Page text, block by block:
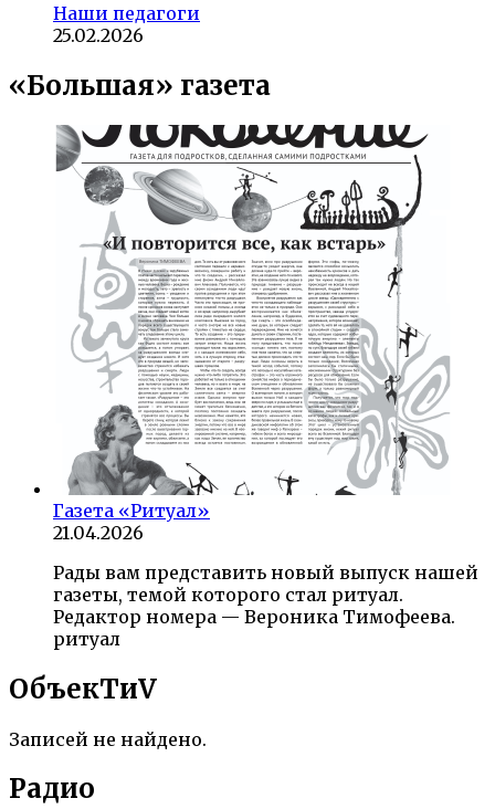
Наши педагоги
25.02.2026
«Большая» газета
Газета «Ритуал»
21.04.2026
Рады вам представить новый выпуск нашей
газеты, темой которого стал ритуал.
Редактор номера — Вероника Тимофеева.
ритуал
ОбъекTиV
Записей не найдено.
Радио